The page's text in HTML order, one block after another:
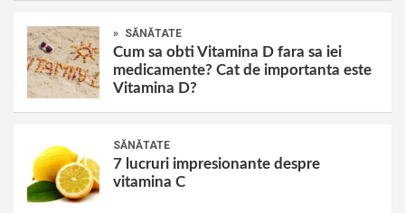
» SĂNĂTATE
Cum sa obti Vitamina D fara sa iei
medicamente? Cat de importanta este
Vitamina D?
SĂNĂTATE
7 lucruri impresionante despre
vitamina C